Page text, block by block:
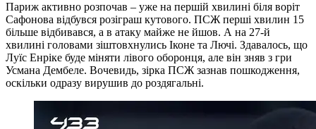
Париж активно розпочав – уже на першій хвилині біля воріт
Сафонова відбувся розіграш кутового. ПСЖ перші хвилин 15
більше відбивався, а в атаку майже не йшов. А на 27-й
хвилині головами зіштовхнулись Іконе та Лючі. Здавалось, що
Луїс Енріке буде міняти лівого оборонця, але він зняв з гри
Усмана Дембеле. Вочевидь, зірка ПСЖ зазнав пошкодження,
оскільки одразу вирушив до роздягальні.